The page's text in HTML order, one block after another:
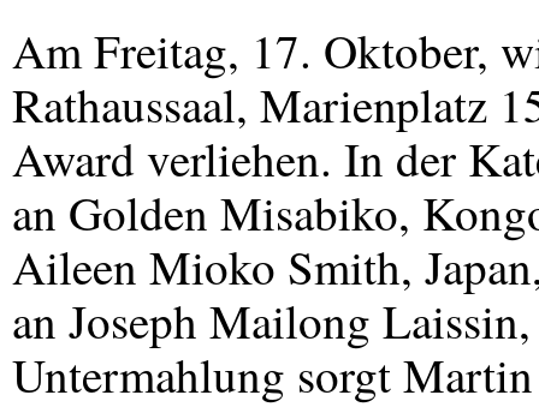
Am Freitag, 17. Oktober,
Rathaussaal, Marienplatz
Award verliehen. In der
an Golden Misabiko,
Aileen Mioko Smith,
an Joseph Mailong
Untermahlung sorgt